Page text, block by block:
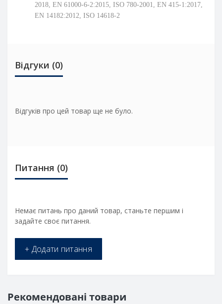
2018, EN 61000-6-2:2015, ISO 780-2001, EN 415-1:2017,
EN 14182:2012, ISO 14618-2
Відгуки (0)
Відгуків про цей товар ще не було.
Питання (0)
Немає питань про даний товар, станьте першим і
задайте своє питання.
+ Додати питання
Рекомендовані товари